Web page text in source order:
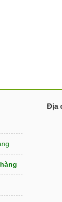
Địa